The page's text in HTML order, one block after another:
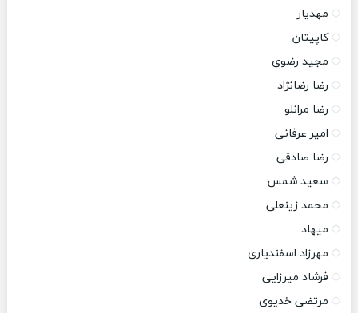
مهدیار
کاپیتان
مجید رضوی
رضا رضانژاد
رضا مرانلو
امیر عرفانی
رضا صادقی
سعید شمس
محمد زینعلی
میهاد
مهرزاد اسفندیاری
فرشاد میرزایی
مرتضی خدیوی